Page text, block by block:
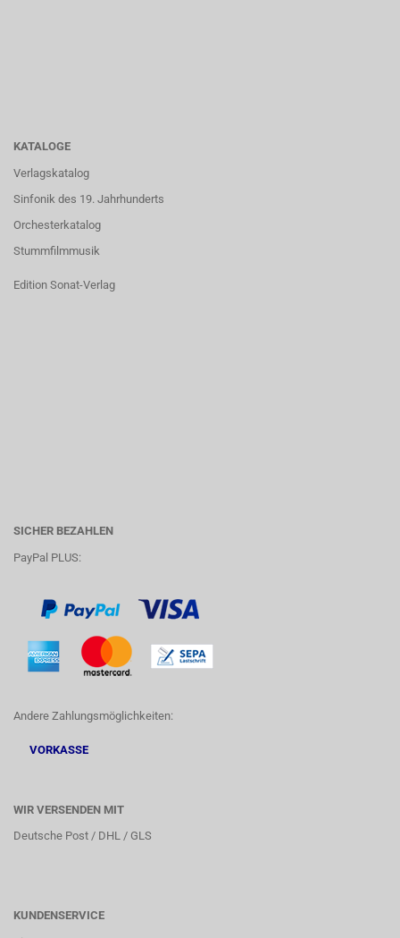
KATALOGE
Verlagskatalog
Sinfonik des 19. Jahrhunderts
Orchesterkatalog
Stummfilmmusik
Edition Sonat-Verlag
SICHER BEZAHLEN
PayPal PLUS:
Andere Zahlungsmöglichkeiten:
VORKASSE
WIR VERSENDEN MIT
Deutsche Post / DHL / GLS
KUNDENSERVICE